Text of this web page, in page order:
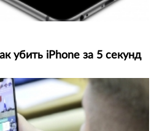
убить iPhone за 5 секунд